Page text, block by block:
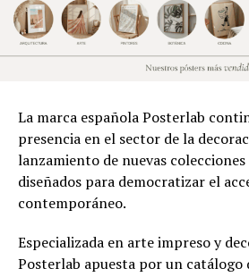
La marca española Posterlab
presencia en el sector de la
lanzamiento de nuevas
diseñados para democratizar el
contemporáneo.
Especializada en arte impreso y
Posterlab apuesta por un catálogo